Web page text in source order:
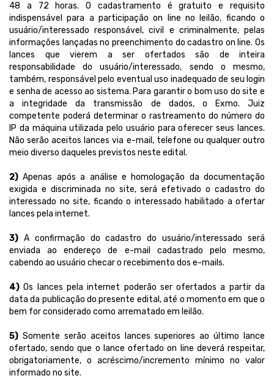
48 a 72 horas. O cadastramento é gratuito e requisito
indispensável para a participação on line no leilão, ficando o
usuário/interessado responsável, civil e criminalmente, pelas
informações lançadas no preenchimento do cadastro on line. Os
lances que vierem a ser ofertados são de inteira
responsabilidade do usuário/interessado, sendo o mesmo,
também, responsável pelo eventual uso inadequado de seu login
e senha de acesso ao sistema. Para garantir o bom uso do site e
a integridade da transmissão de dados, o Exmo. Juiz
competente poderá determinar o rastreamento do número do
IP da máquina utilizada pelo usuário para oferecer seus lances.
Não serão aceitos lances via e-mail, telefone ou qualquer outro
meio diverso daqueles previstos neste edital.
2) Apenas após a análise e homologação da documentação
exigida e discriminada no site, será efetivado o cadastro do
interessado no site, ficando o interessado habilitado a ofertar
lances pela internet.
3) A confirmação do cadastro do usuário/interessado será
enviada ao endereço de e-mail cadastrado pelo mesmo,
cabendo ao usuário checar o recebimento dos e-mails.
4) Os lances pela internet poderão ser ofertados a partir da
data da publicação do presente edital, até o momento em que o
bem for considerado como arrematado em leilão.
5) Somente serão aceitos lances superiores ao último lance
ofertado, sendo que o lance ofertado on line deverá respeitar,
obrigatoriamente, o acréscimo/incremento mínimo no valor
informado no site.